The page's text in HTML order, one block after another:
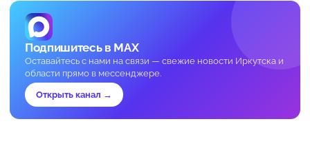
Подпишитесь в MAX
Оставайтесь с нами на связи — свежие новости Иркутска и
области прямо в мессенджере.
Открыть канал →